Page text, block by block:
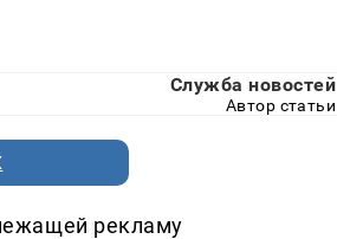
Служба новостей
Автор статьи
рекламу